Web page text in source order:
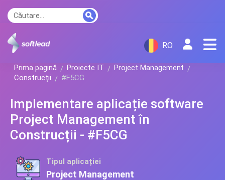
RO
Prima pagină Proiecte IT
Project Management
Construcții
#F5CG
Implementare aplicație software
Project Management în
Construcții - #F5CG
Tipul aplicației
Project Management